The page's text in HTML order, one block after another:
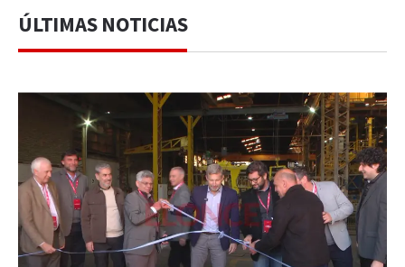
ÚLTIMAS NOTICIAS